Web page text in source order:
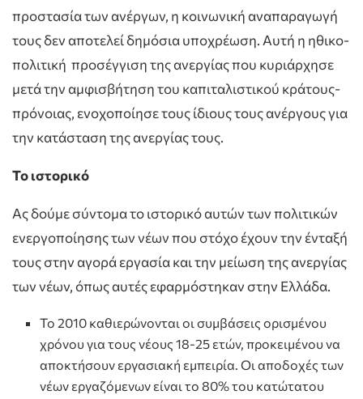
προστασία των ανέργων, η κοινωνική αναπαραγωγή
τους δεν αποτελεί δημόσια υποχρέωση. Αυτή η ηθικο-
πολιτική προσέγγιση της ανεργίας που κυριάρχησε
μετά την αμφισβήτηση του καπιταλιστικού κράτους-
πρόνοιας, ενοχοποίησε τους ίδιους τους ανέργους για
την κατάσταση της ανεργίας τους.
Το ιστορικό
Ας δούμε σύντομα το ιστορικό αυτών των πολιτικών
ενεργοποίησης των νέων που στόχο έχουν την ένταξή
τους στην αγορά εργασία και την μείωση της ανεργίας
των νέων, όπως αυτές εφαρμόστηκαν στην Ελλάδα.
Το 2010 καθιερώνονται οι συμβάσεις ορισμένου
χρόνου για τους νέους 18-25 ετών, προκειμένου να
αποκτήσουν εργασιακή εμπειρία. Οι αποδοχές των
νέων εργαζόμενων είναι το 80% του κατώτατου